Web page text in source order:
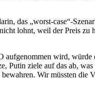
das „worst-case“-
lohnt, weil der Preis
wird,
ziele auf das ab,
Wir müssten die